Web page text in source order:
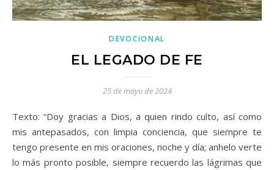
DEVOCIONAL
EL LEGADO DE FE
25 de mayo de 2024
Texto: “Doy gracias a Dios, a quien rindo culto, así como
mis antepasados, con limpia conciencia, que siempre te
tengo presente en mis oraciones, noche y día; anhelo verte
lo más pronto posible, siempre recuerdo las lágrimas que